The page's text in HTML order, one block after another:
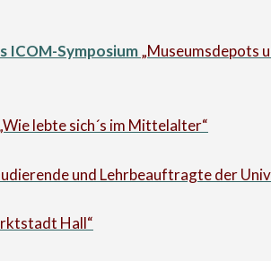
ICOM-Symposium„Museumsdepots
lebte sich´s im Mittelalter“
und Lehrbeauftragte der
Hall“